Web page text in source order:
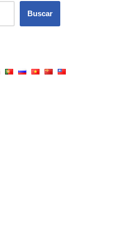
Buscar